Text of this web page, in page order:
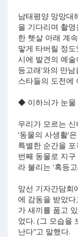
남태평양 망망대
을 기다리며 촬
한 햇살 아래 계
맣게 타버릴 정
시에 발견의 예술
등고래’와의 만
스타들의 도전에
◆ 이하늬가 눈물
우리가 모르는
‘동물의 사생활’
특별한 순간을
번째 동물로 지
라 불리는 ‘혹등
앞선 기자간담회
에 감동을 받았
가 새끼를 품고
었다. (그 모습을
난다”고 말했다.